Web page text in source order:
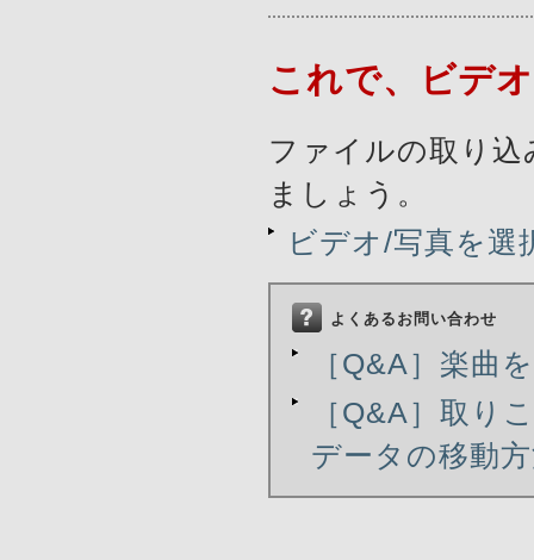
これで、ビデ
ファイルの取り込
ましょう。
ビデオ/写真を選
よくあるお問い合わせ
［Q&A］楽曲
［Q&A］取り
データの移動